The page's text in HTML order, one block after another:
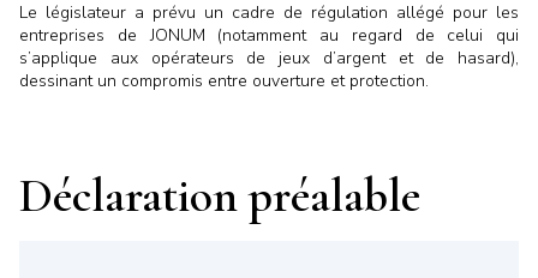
Le législateur a prévu un cadre de régulation allégé pour les
entreprises de JONUM (notamment au regard de celui qui
s’applique aux opérateurs de jeux d’argent et de hasard),
dessinant un compromis entre ouverture et protection.
Déclaration préalable